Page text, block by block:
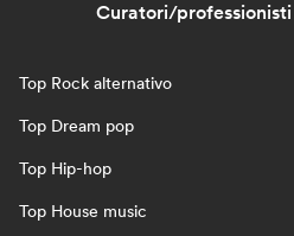
Curatori/
Top Rock alternativo
Top Dream pop
Top Hip-hop
Top House music